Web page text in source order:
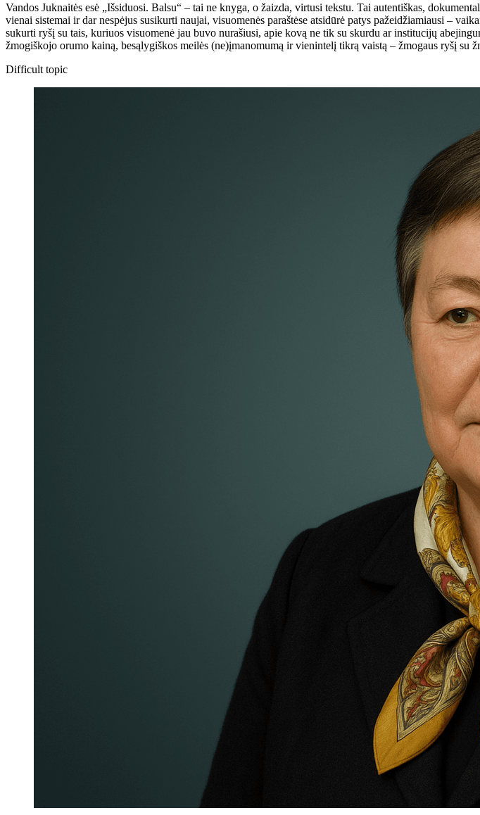
Vandos Juknaitės esė „Išsiduosi. Balsu“ – tai ne knyga, o žaizda, virtusi tekstu. Tai autentiškas,
vienai sistemai ir dar nespėjus susikurti naujai, visuomenės paraštėse atsidūrė patys pažeidžiamiausi –
sukurti ryšį su tais, kuriuos visuomenė jau buvo nurašiusi, apie kovą ne tik su skurdu ar institucijų
žmogiškojo orumo kainą, besąlygiškos meilės (ne)įmanomumą ir vienintelį tikrą vaistą – žmogaus ryšį su
Difficult topic